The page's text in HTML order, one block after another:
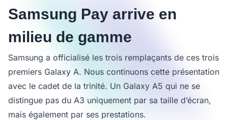
Samsung Pay arrive en
milieu de gamme
Samsung a officialisé les trois remplaçants de ces trois
premiers Galaxy A. Nous continuons cette présentation
avec le cadet de la trinité. Un Galaxy A5 qui ne se
distingue pas du A3 uniquement par sa taille d’écran,
mais également par ses prestations.